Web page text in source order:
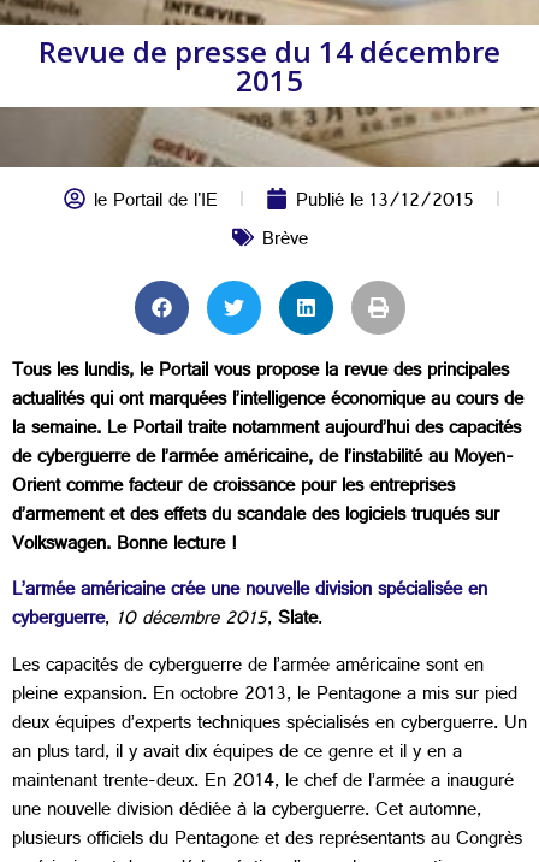
Revue de presse du 14 décembre
2015
le Portail de l'IE Publié le13/12/2015
Brève
Tous les lundis, le Portail vous propose la revue des principales
actualités qui ont marquées l’intelligence économique au cours de
la semaine. Le Portail traite notamment aujourd’hui des capacités
de cyberguerre de l’armée américaine, de l’instabilité au Moyen-
Orient comme facteur de croissance pour les entreprises
d’armement et des effets du scandale des logiciels truqués sur
Volkswagen. Bonne lecture !
L’armée américaine crée une nouvelle division spécialisée en
cyberguerre, 10 décembre 2015,Slate.
Les capacités de cyberguerre de l’armée américaine sont en
pleine expansion. En octobre 2013, le Pentagone a mis sur pied
deux équipes d’experts techniques spécialisés en cyberguerre. Un
an plus tard, il y avait dix équipes de ce genre et il y en a
maintenant trente-deux. En 2014, le chef de l’armée a inauguré
une nouvelle division dédiée à la cyberguerre. Cet automne,
plusieurs officiels du Pentagone et des représentants au Congrès